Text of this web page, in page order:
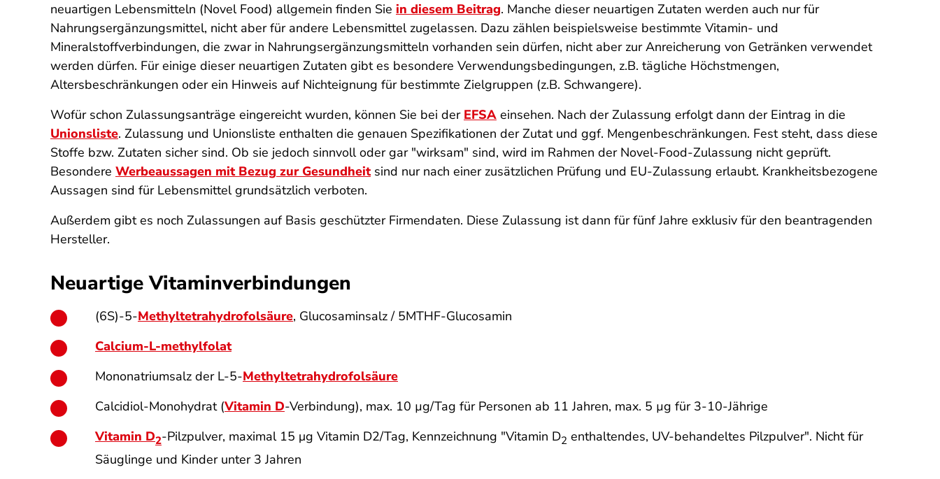
neuartigen Lebensmitteln (Novel Food) allgemein finden Sie in diesem Beitrag. Manche dieser neuartigen Zutaten werden auch nur für
Nahrungsergänzungsmittel, nicht aber für andere Lebensmittel zugelassen. Dazu zählen beispielsweise bestimmte Vitamin- und
Mineralstoffverbindungen, die zwar in Nahrungsergänzungsmitteln vorhanden sein dürfen, nicht aber zur Anreicherung von Getränken verwendet
werden dürfen. Für einige dieser neuartigen Zutaten gibt es besondere Verwendungsbedingungen, z.B. tägliche Höchstmengen,
Altersbeschränkungen oder ein Hinweis auf Nichteignung für bestimmte Zielgruppen (z.B. Schwangere).
Wofür schon Zulassungsanträge eingereicht wurden, können Sie bei der EFSA einsehen. Nach der Zulassung erfolgt dann der Eintrag in die
Unionsliste. Zulassung und Unionsliste enthalten die genauen Spezifikationen der Zutat und ggf. Mengenbeschränkungen. Fest steht, dass diese
Stoffe bzw. Zutaten sicher sind. Ob sie jedoch sinnvoll oder gar "wirksam" sind, wird im Rahmen der Novel-Food-Zulassung nicht geprüft.
Besondere Werbeaussagen mit Bezug zur Gesundheitsind nur nach einer zusätzlichen Prüfung und EU-Zulassung erlaubt. Krankheitsbezogene
Aussagen sind für Lebensmittel grundsätzlich verboten.
Außerdem gibt es noch Zulassungen auf Basis geschützter Firmendaten. Diese Zulassung ist dann für fünf Jahre exklusiv für den beantragenden
Hersteller.
Neuartige Vitaminverbindungen
(6S)-5-Methyltetrahydrofolsäure, Glucosaminsalz / 5MTHF-Glucosamin
Calcium-L-methylfolat
Mononatriumsalz der L-5-Methyltetrahydrofolsäure
Calcidiol-Monohydrat (Vitamin D-Verbindung), max. 10 µg/Tag für Personen ab 11 Jahren, max. 5 µg für 3-10-Jährige
Vitamin D2-Pilzpulver, maximal 15 μg Vitamin D2/Tag, Kennzeichnung "Vitamin D2 enthaltendes, UV-behandeltes Pilzpulver". Nicht für
Säuglinge und Kinder unter 3 Jahren